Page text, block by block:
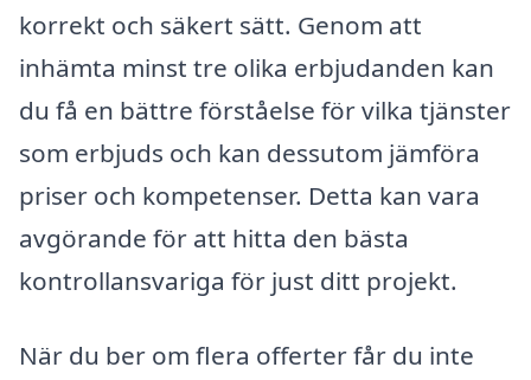
korrekt och säkert sätt. Genom att
inhämta minst tre olika erbjudanden kan
du få en bättre förståelse för vilka tjänster
som erbjuds och kan dessutom jämföra
priser och kompetenser. Detta kan vara
avgörande för att hitta den bästa
kontrollansvariga för just ditt projekt.
När du ber om flera offerter får du inte